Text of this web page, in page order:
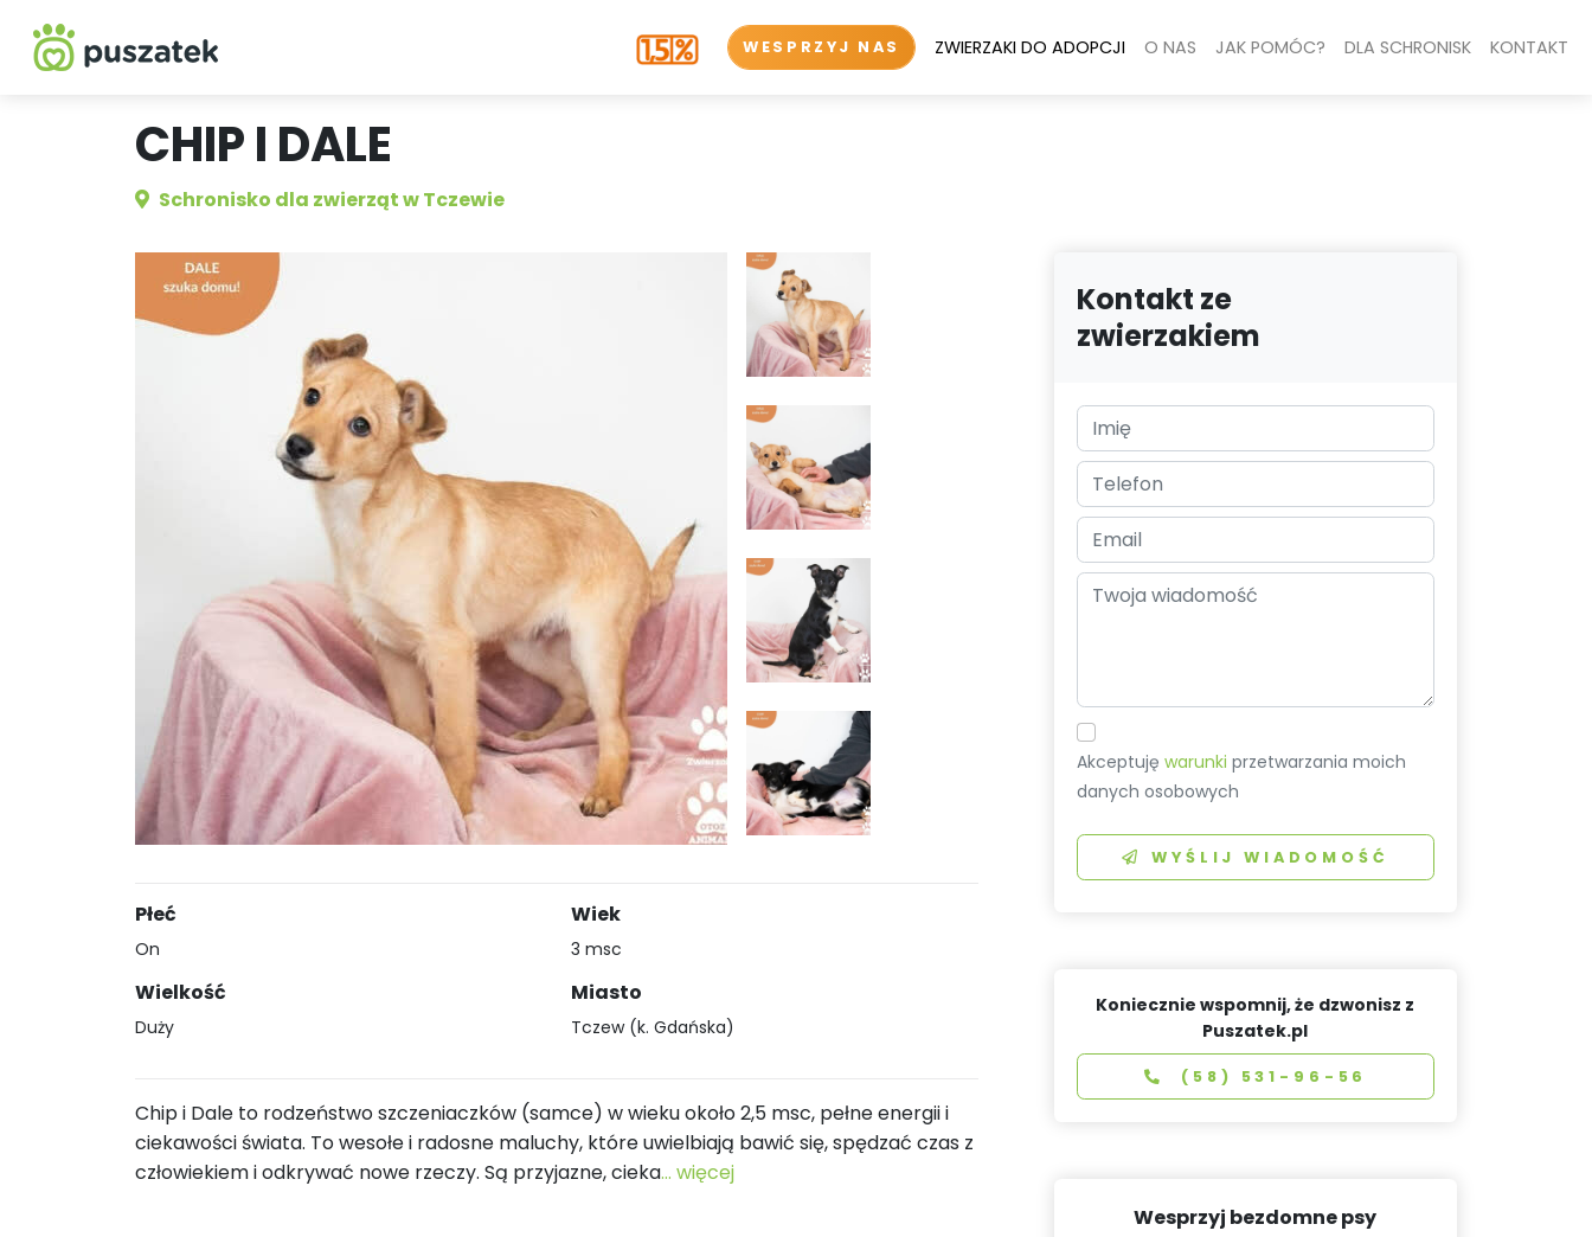
WESPRZYJ NAS ZWIERZAKI DO ADOPCJI O NAS JAK POMÓC? DLA SCHRONISK KONTAKT
CHIP I DALE
Schronisko dla zwierząt w Tczewie
Płeć
On
Wielkość
Duży
Wiek
3 msc
Miasto
Tczew (k. Gdańska)
Chip i Dale to rodzeństwo szczeniaczków (samce) w wieku około 2,5 msc, pełne energii i
ciekawości świata. To wesołe i radosne maluchy, które uwielbiają bawić się, spędzać czas z
człowiekiem i odkrywać nowe rzeczy. Są przyjazne, cieka... więcej
Kontakt ze
zwierzakiem
Akceptujęwarunki przetwarzania moich
danych osobowych
WYŚLIJ WIADOMOŚĆ
Koniecznie wspomnij, że dzwonisz z
Puszatek.pl
(58) 531-96-56
Wesprzyj bezdomne psy